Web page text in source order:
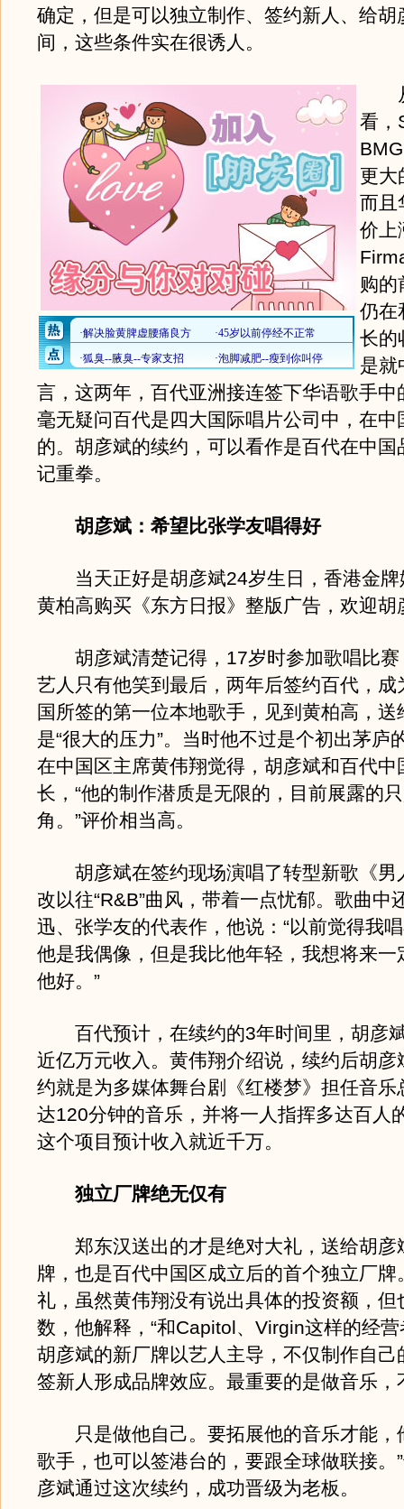
确定，但是可以独立制作、签约新人、给胡
间，这些条件实在很诱人。
从
看，
更大
而且
价上
购的
仍在
长的
是就
言，这两年，百代亚洲接连签下华语歌手中
毫无疑问百代是四大国际唱片公司中，在中
的。胡彦斌的续约，可以看作是百代在中国
记重拳。
胡彦斌：希望比张学友唱得好
当天正好是胡彦斌24岁生日，香港金牌
黄柏高购买《东方日报》整版广告，欢迎胡
胡彦斌清楚记得，17岁时参加歌唱比赛
艺人只有他笑到最后，两年后签约百代，成
国所签的第一位本地歌手，见到黄柏高，送
是“很大的压力”。当时他不过是个初出茅庐
在中国区主席黄伟翔觉得，胡彦斌和百代中
长，“他的制作潜质是无限的，目前展露的
角。”评价相当高。
胡彦斌在签约现场演唱了转型新歌《男
改以往“R&B”曲风，带着一点忧郁。歌曲中
迅、张学友的代表作，他说：“以前觉得我
他是我偶像，但是我比他年轻，我想将来一
他好。”
百代预计，在续约的3年时间里，胡彦
近亿万元收入。黄伟翔介绍说，续约后胡彦
约就是为多媒体舞台剧《红楼梦》担任音乐
达120分钟的音乐，并将一人指挥多达百人
这个项目预计收入就近千万。
独立厂牌绝无仅有
郑东汉送出的才是绝对大礼，送给胡彦
牌，也是百代中国区成立后的首个独立厂牌
礼，虽然黄伟翔没有说出具体的投资额，但
数，他解释，“和Capitol、Virgin这样的经
胡彦斌的新厂牌以艺人主导，不仅制作自己
签新人形成品牌效应。最重要的是做音乐，
只是做他自己。要拓展他的音乐才能，
歌手，也可以签港台的，要跟全球做联接。
彦斌通过这次续约，成功晋级为老板。